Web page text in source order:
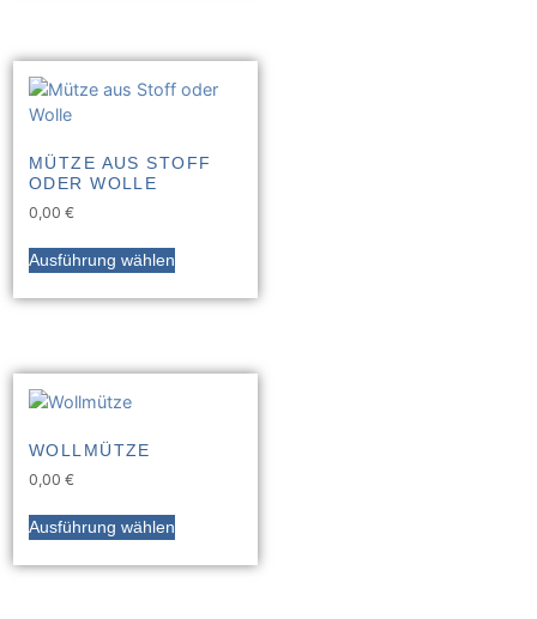
MÜTZE AUS STOFF
ODER WOLLE
0,00 €
Ausführung wählen
WOLLMÜTZE
0,00 €
Ausführung wählen